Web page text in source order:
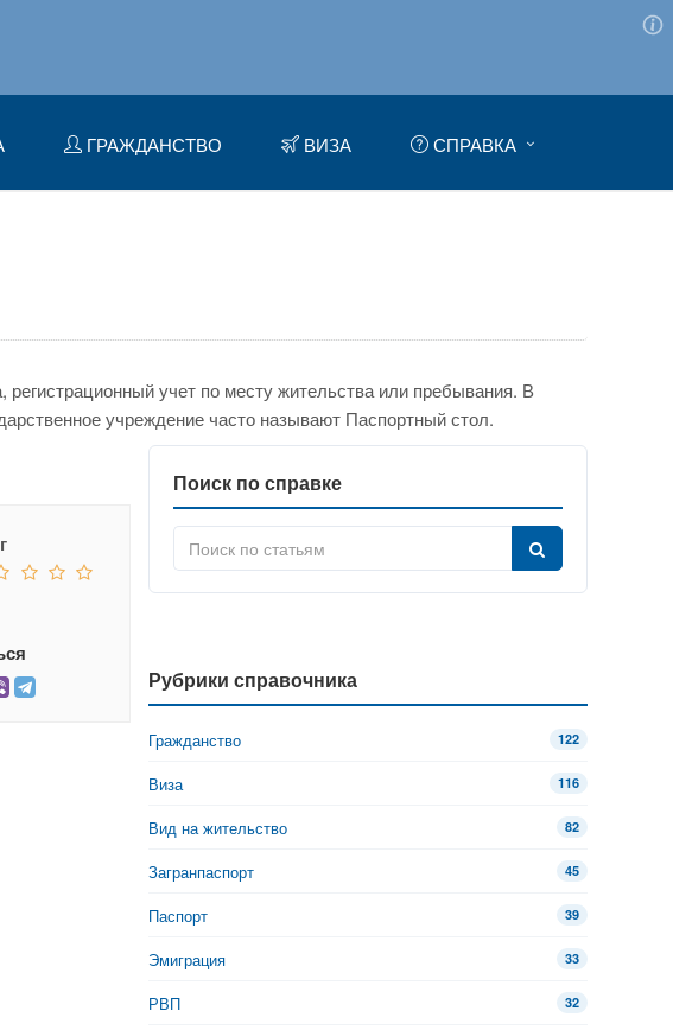
ГРАЖДАНСТВО ВИЗА СПРАВКА
учет по месту жительства или пребывания. В
учреждение часто называют Паспортный стол.
Поиск по справке
Рубрики справочника
Гражданство 122
Виза 116
Вид на жительство 82
Загранпаспорт 45
Паспорт 39
Эмиграция 33
РВП 32